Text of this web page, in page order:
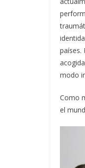
países.
modo
Como
el